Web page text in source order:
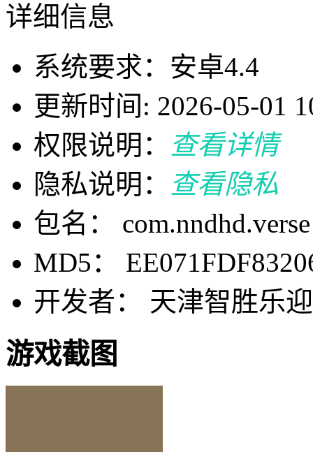
详细信息
系统要求：安卓4.4
更新时间: 2026-05-01
权限说明：
查看详情
隐私说明：
查看隐私
包名： com.nndhd.verse
MD5：
开发者： 天津智胜乐
游戏截图